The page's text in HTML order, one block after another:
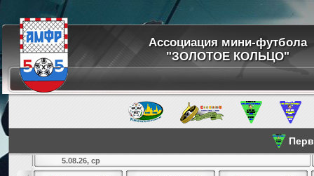
Ассоциация мини-футбола
"ЗОЛОТОЕ КОЛЬЦО"
5.08.26, ср